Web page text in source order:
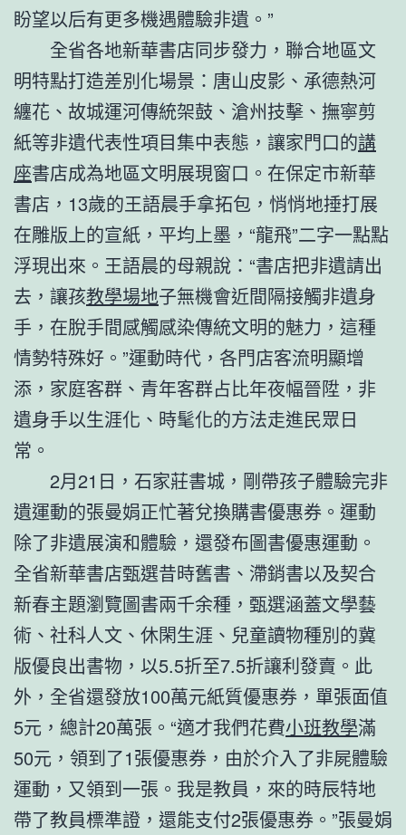
盼望以后有更多機遇體驗非遺。”
全省各地新華書店同步發力，聯合地區文
明特點打造差別化場景：唐山皮影、承德熱河
纏花、故城運河傳統架鼓、滄州技擊、撫寧剪
紙等非遺代表性項目集中表態，讓家門口的講
座書店成為地區文明展現窗口。在保定市新華
書店，13歲的王語晨手拿拓包，悄悄地捶打展
在雕版上的宣紙，平均上墨，“龍飛”二字一點點
浮現出來。王語晨的母親說：“書店把非遺請出
去，讓孩教學場地子無機會近間隔接觸非遺身
手，在脫手間感觸感染傳統文明的魅力，這種
情勢特殊好。”運動時代，各門店客流明顯增
添，家庭客群、青年客群占比年夜幅晉陞，非
遺身手以生涯化、時髦化的方法走進民眾日
常。
2月21日，石家莊書城，剛帶孩子體驗完非
遺運動的張曼娟正忙著兌換購書優惠券。運動
除了非遺展演和體驗，還發布圖書優惠運動。
全省新華書店甄選昔時舊書、滯銷書以及契合
新春主題瀏覽圖書兩千余種，甄選涵蓋文學藝
術、社科人文、休閑生涯、兒童讀物種別的冀
版優良出書物，以5.5折至7.5折讓利發賣。此
外，全省還發放100萬元紙質優惠券，單張面值
5元，總計20萬張。“適才我們花費小班教學滿
50元，領到了1張優惠券，由於介入了非屍體驗
運動，又領到一張。我是教員，來的時辰特地
帶了教員標準證，還能支付2張優惠券。”張曼娟